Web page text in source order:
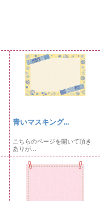
青いマスキング...
こちらのページを開いて頂き
ありが...